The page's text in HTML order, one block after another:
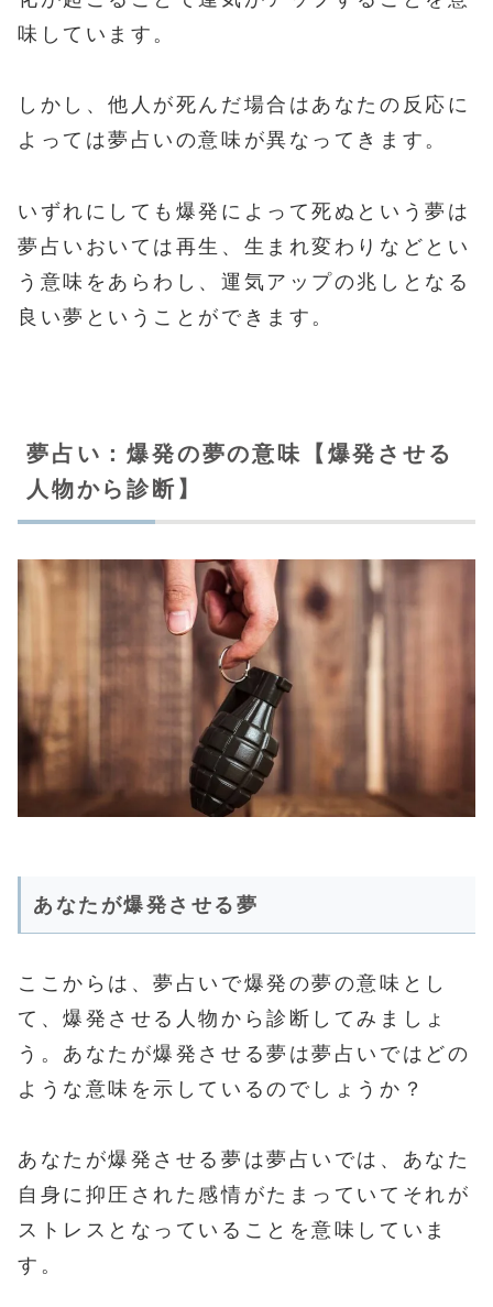
味しています。
しかし、他人が死んだ場合はあなたの反応に
よっては夢占いの意味が異なってきます。
いずれにしても爆発によって死ぬという夢は
夢占いおいては再生、生まれ変わりなどとい
う意味をあらわし、運気アップの兆しとなる
良い夢ということができます。
夢占い：爆発の夢の意味【爆発させる
人物から診断】
あなたが爆発させる夢
ここからは、夢占いで爆発の夢の意味とし
て、爆発させる人物から診断してみましょ
う。あなたが爆発させる夢は夢占いではどの
ような意味を示しているのでしょうか？
あなたが爆発させる夢は夢占いでは、あなた
自身に抑圧された感情がたまっていてそれが
ストレスとなっていることを意味していま
す。